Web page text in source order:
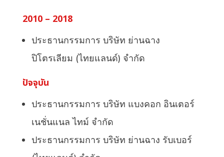
2010 – 2018
ประธานกรรมการ บริษัท ย่านฉาง
ปิโตรเลียม (ไทยแลนด์) จำกัด
ปัจจุบัน
ประธานกรรมการ บริษัท แบงคอก อินเตอร์
เนชั่นแนล ไทม์ จำกัด
ประธานกรรมการ บริษัท ย่านฉาง รับเบอร์